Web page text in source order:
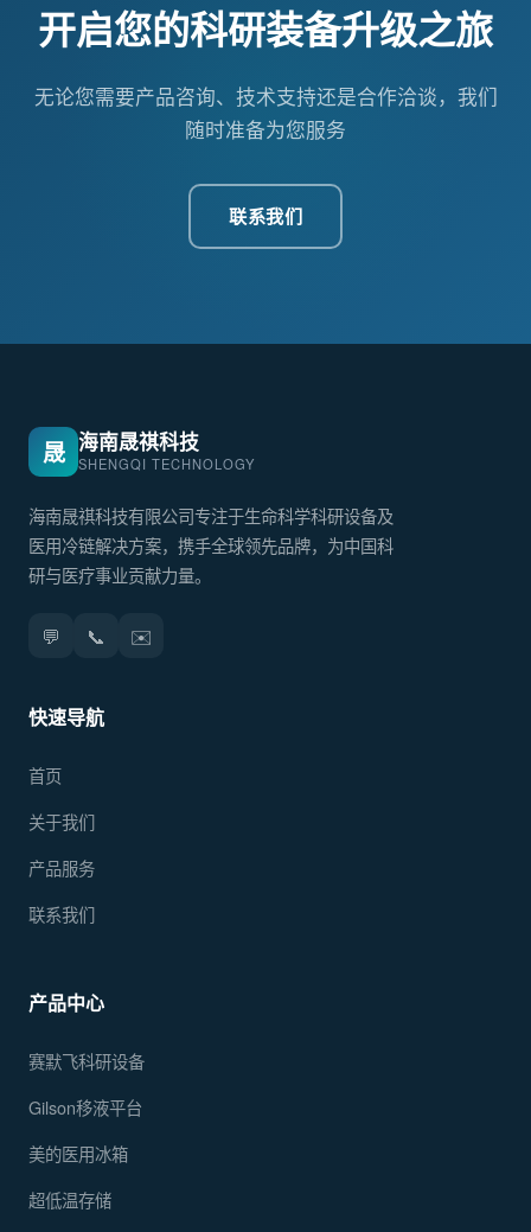
开启您的科研装备升级之旅
无论您需要产品咨询、技术支持还是合作洽谈，我们
随时准备为您服务
联系我们
晟 海南晟祺科技
SHENGQI TECHNOLOGY
海南晟祺科技有限公司专注于生命科学科研设备及
医用冷链解决方案，携手全球领先品牌，为中国科
研与医疗事业贡献力量。
💬 📞 ✉️
快速导航
首页
关于我们
产品服务
联系我们
产品中心
赛默飞科研设备
Gilson移液平台
美的医用冰箱
超低温存储